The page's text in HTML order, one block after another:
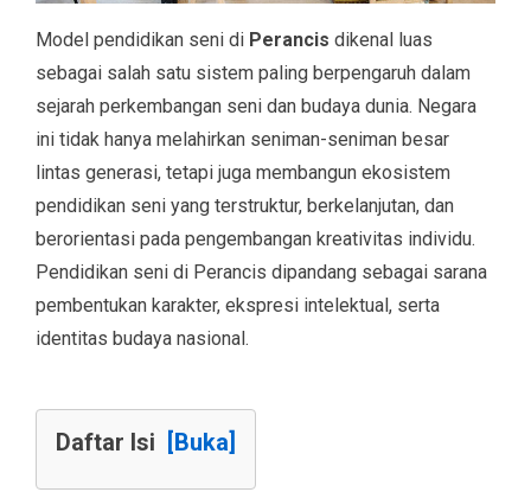
Model pendidikan seni di Perancis dikenal luas
sebagai salah satu sistem paling berpengaruh dalam
sejarah perkembangan seni dan budaya dunia. Negara
ini tidak hanya melahirkan seniman-seniman besar
lintas generasi, tetapi juga membangun ekosistem
pendidikan seni yang terstruktur, berkelanjutan, dan
berorientasi pada pengembangan kreativitas individu.
Pendidikan seni di Perancis dipandang sebagai sarana
pembentukan karakter, ekspresi intelektual, serta
identitas budaya nasional.
Daftar Isi [Buka]